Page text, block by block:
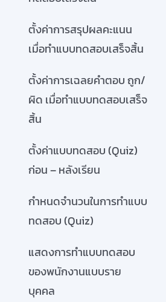
ตั้งค่าการสรุปผลคะแนน
เมื่อทำแบบทดสอบเสร็จสิ้น
ตั้งค่าการเฉลยคำตอบ ถูก/
ผิด เมื่อทำแบบทดสอบเสร็จ
สิ้น
ตั้งค่าแบบทดสอบ (Quiz)
ก่อน – หลังเรียน
กำหนดจำนวนในการทำแบบ
ทดสอบ (Quiz)
แสดงการทำแบบทดสอบ
ของพนักงานแบบราย
บุคคล